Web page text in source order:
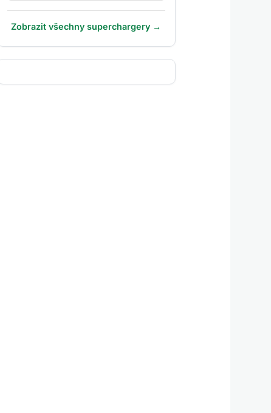
Zobrazit všechny superchargery →